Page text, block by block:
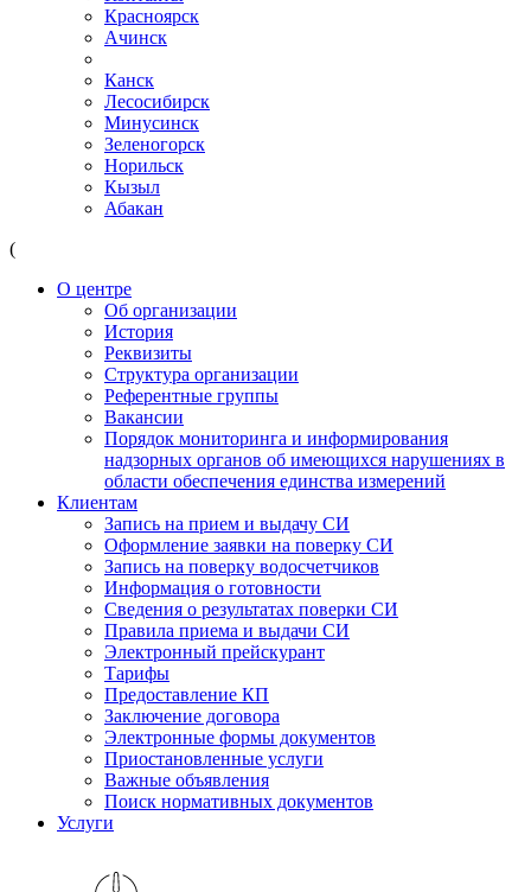
Красноярск
Ачинск
Канск
Лесосибирск
Минусинск
Зеленогорск
Норильск
Кызыл
Абакан
(
О центре
Об организации
История
Реквизиты
Структура организации
Референтные группы
Вакансии
Порядок мониторинга и информирования
надзорных органов об имеющихся нарушениях в
области обеспечения единства измерений
Клиентам
Запись на прием и выдачу СИ
Оформление заявки на поверку СИ
Запись на поверку водосчетчиков
Информация о готовности
Сведения о результатах поверки СИ
Правила приема и выдачи СИ
Электронный прейскурант
Тарифы
Предоставление КП
Заключение договора
Электронные формы документов
Приостановленные услуги
Важные объявления
Поиск нормативных документов
Услуги